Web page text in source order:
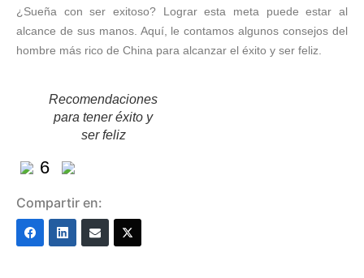
¿Sueña con ser exitoso? Lograr esta meta puede estar al
alcance de sus manos. Aquí, le contamos algunos consejos del
hombre más rico de China para alcanzar el éxito y ser feliz.
Recomendaciones
para tener éxito y
ser feliz
6
Compartir en: